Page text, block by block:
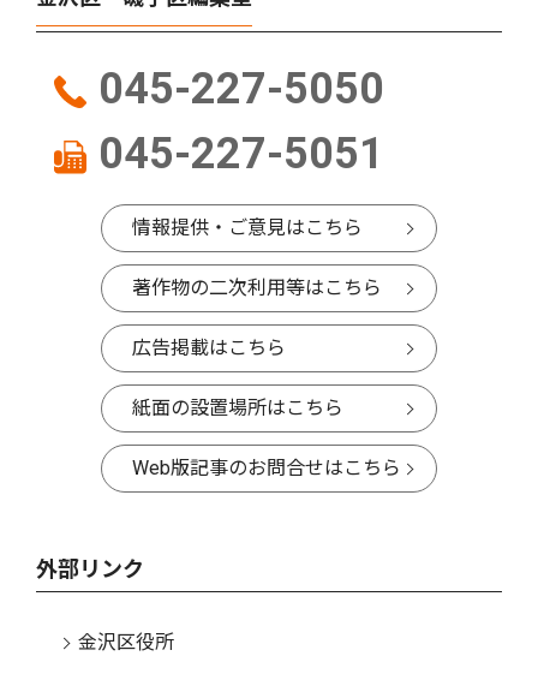
045-227-5050
045-227-5051
情報提供・ご意見はこちら
著作物の二次利用等はこちら
広告掲載はこちら
紙面の設置場所はこちら
Web版記事のお問合せはこちら
外部リンク
金沢区役所